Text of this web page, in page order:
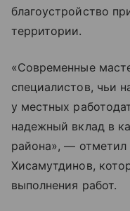
благоустройство
территории.
«Современные
специалистов, чьи
у местных
надежный вклад в
района», — отметил
Хисамутдинов,
выполнения работ.